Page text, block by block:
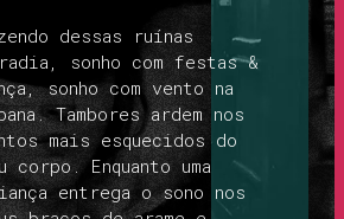
dessas ruínas
sonho com festas &
sonho com vento na
Tambores ardem nos
mais esquecidos do
corpo. Enquanto uma
entrega o sono nos